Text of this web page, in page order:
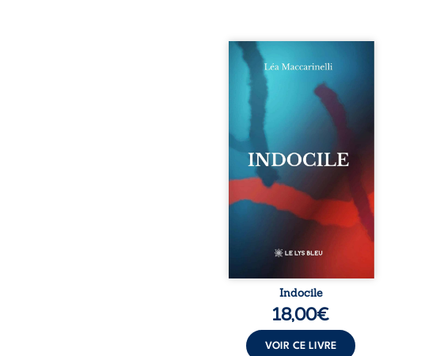
Quatre parties. Quatre refus.
Quatre visages d’une existence
en friction. Entre les silences
qu’on ne déchiffre pas, les
amours qu’on dérange, les
corps qu’on administre et les
liens qu’on sabote, cet ouvrage
parle à celles et ceux qui
vivent trop fort, trop vrai, trop
tôt. Indocile est une traversée.
Une langue nue. Une
insurrection calme. Une
déclaration d’existence pour ...
Indocile
18,00€
VOIR CE LIVRE